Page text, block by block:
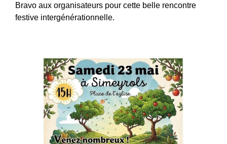
Bravo aux organisateurs pour cette belle rencontre
festive intergénérationnelle.